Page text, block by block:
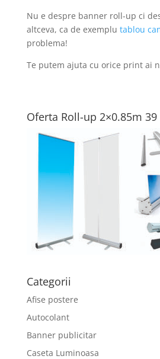
Nu e despre banner roll-up ci
altceva, ca de exemplu tablou
problema!
Te putem ajuta cu orice print ai
Oferta Roll-up 2×0.85m 39
Categorii
Afise postere
Autocolant
Banner publicitar
Caseta Luminoasa